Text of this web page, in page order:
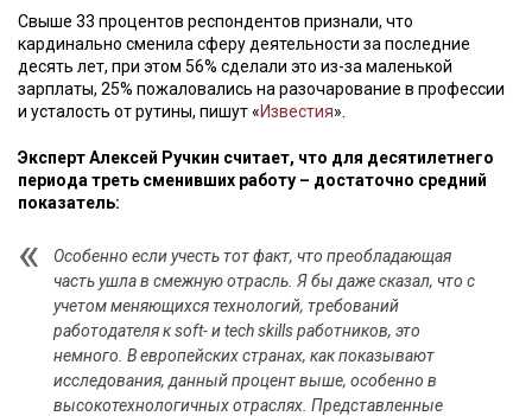
Культура
Lifestyle
Мурзилка
Свыше 33 процентов респондентов признали, что
кардинально сменила сферу деятельности за последние
десять лет, при этом 56% сделали это из-за маленькой
зарплаты, 25% пожаловались на разочарование в профессии
и усталость от рутины, пишут «Известия».
Эксперт Алексей Ручкин считает, что для десятилетнего
периода треть сменивших работу – достаточно средний
показатель:
Особенно если учесть тот факт, что преобладающая
часть ушла в смежную отрасль. Я бы даже сказал, что с
учетом меняющихся технологий, требований
работодателя к soft- и tech skills работников, это
немного. В европейских странах, как показывают
исследования, данный процент выше, особенно в
высокотехнологичных отраслях. Представленные